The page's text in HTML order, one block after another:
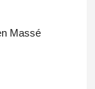
Massé